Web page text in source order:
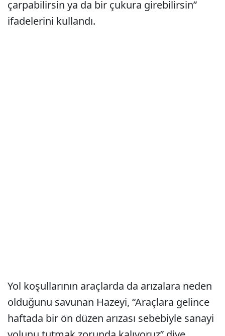
çarpabilirsin ya da bir çukura girebilirsin”
ifadelerini kullandı.
Yol koşullarının araçlarda da arızalara neden
olduğunu savunan Hazeyi, “Araçlara gelince
haftada bir ön düzen arızası sebebiyle sanayi